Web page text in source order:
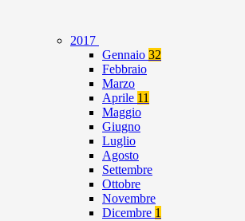
2017
Gennaio 32
Febbraio
Marzo
Aprile 11
Maggio
Giugno
Luglio
Agosto
Settembre
Ottobre
Novembre
Dicembre 1